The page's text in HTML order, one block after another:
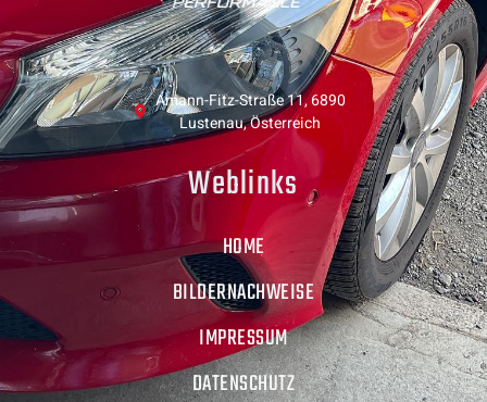
Amann-Fitz-Straße 11, 6890
Lustenau, Österreich
Weblinks
HOME
BILDERNACHWEISE
IMPRESSUM
DATENSCHUTZ